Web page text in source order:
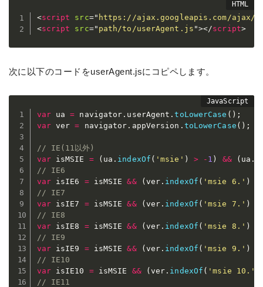
<script src=" https://ajax.googleapis.com/
<script src=" path/to/userAgent.js "></script>
次に以下のコードをuserAgent.jsにコピペします。
var ua = navigator . userAgent .toLowerCase ( ) ;
var ver = navigator . appVersion . toLowerCase ( ) ;
// IE(11以外)
var isMSIE = ( ua . indexOf ( 'msie' ) > - 1 ) && ( ua .
// IE6
var isIE6 = isMSIE && (ver . indexOf ( 'msie 6.' )
// IE7
var isIE7 = isMSIE && (ver . indexOf ( 'msie 7.' )
// IE8
var isIE8 = isMSIE && (ver . indexOf ( 'msie 8.' )
// IE9
var isIE9 = isMSIE && (ver . indexOf ( 'msie 9.' )
// IE10
var isIE10 = isMSIE && (ver . indexOf ( 'msie 10.'
// IE11